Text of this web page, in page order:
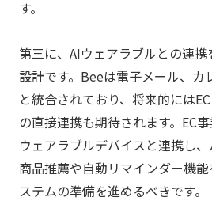
す。
第三に、AIウェアラブルとの連
設計です。Beeは電子メール、カ
と統合されており、将来的には
の直接連携も期待されます。EC
ウェアラブルデバイスと連携し
商品推薦や自動リマインダー機
ステムの準備を進めるべきです。